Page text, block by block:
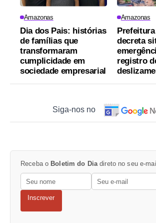
Amazonas
Dia dos Pais: histórias
de famílias que
transformaram
cumplicidade em
sociedade empresarial
Amazonas
decreta
registro
Siga-nos no
Receba o Boletim do Dia direto no seu e-
Inscrever